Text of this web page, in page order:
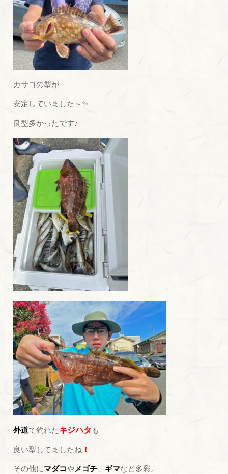
カサゴの型が
安定していました～✨
良型多かったです♪
外道で釣れたキジハタ も
良い型してましたね ！
その他にマダコやメゴチ ギマなど多彩。